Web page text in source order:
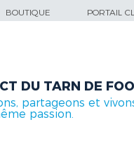
BOUTIQUE PORTAIL
DU TARN DE
partageons et
passion.